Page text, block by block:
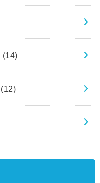
(14)
(12)